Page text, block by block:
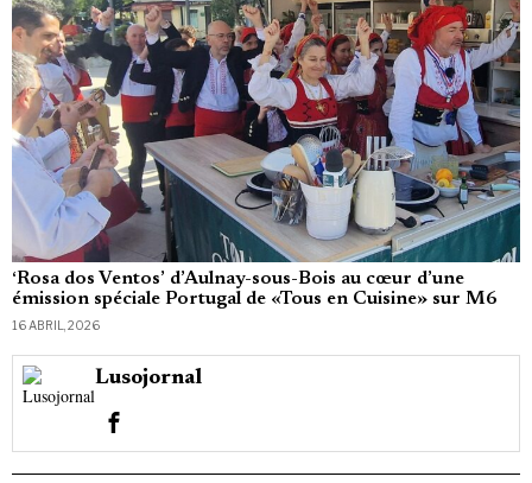
‘Rosa dos Ventos’ d’Aulnay-sous-Bois au cœur d’une
émission spéciale Portugal de «Tous en Cuisine» sur M6
16 ABRIL, 2026
Lusojornal